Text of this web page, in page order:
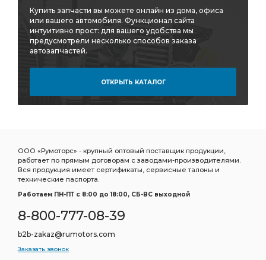
Купить запчасти вы можете онлайн из дома, офиса
или вашего автомобиля. Функционал сайта
интуитивно прост: для вашего удобства мы
предусмотрели несколько способов заказа
автозапчастей.
ОТКРЫТЬ КАТАЛОГ
ООО «Румоторс» - крупный оптовый поставщик продукции,
работает по прямым договорам с заводами-производителями.
Вся продукция имеет сертификаты, сервисные талоны и
технические паспорта.
Работаем ПН-ПТ c 8:00 до 18:00, СБ-ВС выходной
8-800-777-08-39
b2b-zakaz@rumotors.com
Заказать звонок